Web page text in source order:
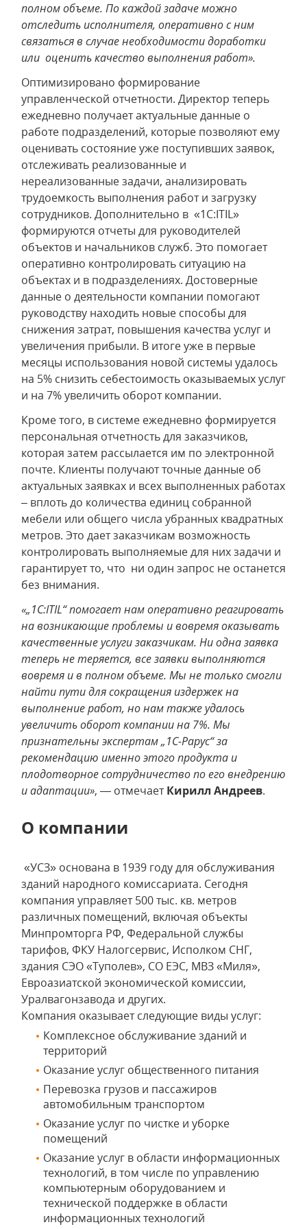
полном объеме. По каждой задаче можно
отследить исполнителя, оперативно с ним
связаться в случае необходимости доработки
или оценить качество выполнения работ».
Оптимизировано формирование
управленческой отчетности. Директор теперь
ежедневно получает актуальные данные о
работе подразделений, которые позволяют ему
оценивать состояние уже поступивших заявок,
отслеживать реализованные и
нереализованные задачи, анализировать
трудоемкость выполнения работ и загрузку
сотрудников. Дополнительно в «1С:ITIL»
формируются отчеты для руководителей
объектов и начальников служб. Это помогает
оперативно контролировать ситуацию на
объектах и в подразделениях. Достоверные
данные о деятельности компании помогают
руководству находить новые способы для
снижения затрат, повышения качества услуг и
увеличения прибыли. В итоге уже в первые
месяцы использования новой системы удалось
на 5% снизить себестоимость оказываемых услуг
и на 7% увеличить оборот компании.
Кроме того, в системе ежедневно формируется
персональная отчетность для заказчиков,
которая затем рассылается им по электронной
почте. Клиенты получают точные данные об
актуальных заявках и всех выполненных работах
– вплоть до количества единиц собранной
мебели или общего числа убранных квадратных
метров. Это дает заказчикам возможность
контролировать выполняемые для них задачи и
гарантирует то, что ни один запрос не останется
без внимания.
«„1С:ITIL“ помогает нам оперативно реагировать
на возникающие проблемы и вовремя оказывать
качественные услуги заказчикам. Ни одна заявка
теперь не теряется, все заявки выполняются
вовремя и в полном объеме. Мы не только смогли
найти пути для сокращения издержек на
выполнение работ, но нам также удалось
увеличить оборот компании на 7%. Мы
признательны экспертам „1С-Рарус“ за
рекомендацию именно этого продукта и
плодотворное сотрудничество по его внедрению
и адаптации», — отмечаетКирилл Андреев.
О компании
«УСЗ» основана в 1939 году для обслуживания
зданий народного комиссариата. Сегодня
компания управляет 500 тыс. кв. метров
различных помещений, включая объекты
Минпромторга РФ, Федеральной службы
тарифов, ФКУ Налогсервис, Исполком СНГ,
здания СЭО «Туполев», СО ЕЭС, МВЗ «Миля»,
Евроазиатской экономической комиссии,
Уралвагонзавода и других.
Компания оказывает следующие виды услуг:
Комплексное обслуживание зданий и
территорий
Оказание услуг общественного питания
Перевозка грузов и пассажиров
автомобильным транспортом
Оказание услуг по чистке и уборке
помещений
Оказание услуг в области информационных
технологий, в том числе по управлению
компьютерным оборудованием и
технической поддержке в области
информационных технологий